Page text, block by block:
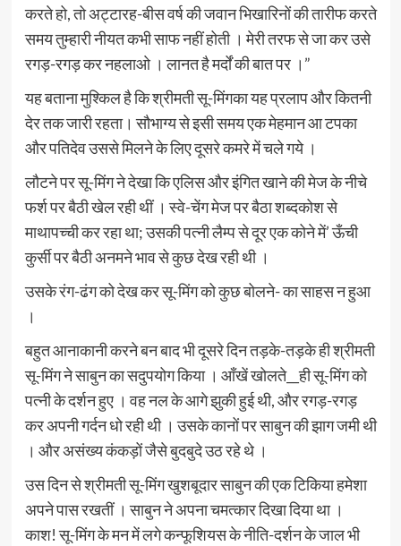
करते हो, तो अट्टारह-बीस वर्ष की जवान भिखारिनों की तारीफ करते
समय तुम्हारी नीयत कभी साफ नहीं होती । मेरी तरफ से जा कर उसे
रगड़-रगड़ कर नहलाओ । लानत है मर्दों की बात पर ।”
यह बताना मुश्किल है कि श्रीमती सू-मिंगका यह प्रलाप और कितनी
देर तक जारी रहता। सौभाग्य से इसी समय एक मेहमान आ टपका
और पतिदेव उससे मिलने के लिए दूसरे कमरे में चले गये ।
लौटने पर सू-मिंग ने देखा कि एलिस और इंगित खाने की मेज के नीचे
फर्श पर बैठी खेल रही थीं । स्वे-चेंग मेज पर बैठा शब्दकोश से
माथापच्ची कर रहा था; उसकी पत्नी लैम्प से दूर एक कोने में’ ऊँची
कुर्सी पर बैठी अनमने भाव से कुछ देख रही थी ।
उसके रंग-ढंग को देख कर सू-मिंग को कुछ बोलने- का साहस न हुआ
।
बहुत आनाकानी करने बन बाद भी दूसरे दिन तड़के-तड़के ही श्रीमती
सू-मिंग ने साबुन का सदुपयोग किया । आँखें खोलते__ही सू-मिंग को
पत्नी के दर्शन हुए । वह नल के आगे झुकी हुई थी, और रगड़-रगड़
कर अपनी गर्दन धो रही थी । उसके कानों पर साबुन की झाग जमी थी
। और असंख्य कंकड़ों जैसे बुदबुदे उठ रहे थे ।
उस दिन से श्रीमती सू-मिंग खुशबूदार साबुन की एक टिकिया हमेशा
अपने पास रखतीं । साबुन ने अपना चमत्कार दिखा दिया था ।
काश! सू-मिंग के मन में लगे कन्फूशियस के नीति-दर्शन के जाल भी